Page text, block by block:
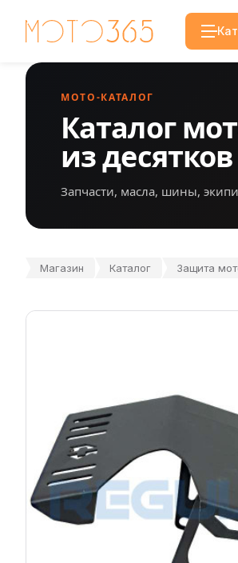
МОТО-КАТАЛОГ
Каталог
из
Запчасти, масла, шины,
Магазин Каталог Защита